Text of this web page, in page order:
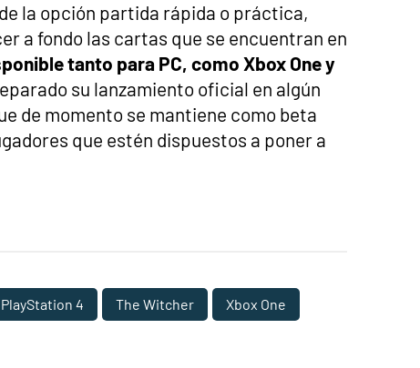
la opción partida rápida o práctica,
a fondo las cartas que se encuentran en
tanto para PC, como Xbox One y
su lanzamiento oficial en algún
de momento se mantiene como beta
que estén dispuestos a poner a
PlayStation 4 The Witcher Xbox One